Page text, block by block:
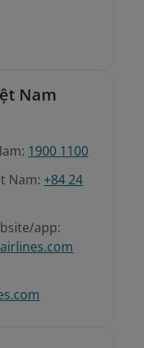
Nam
1900 1100
Nam: +84 24
app: